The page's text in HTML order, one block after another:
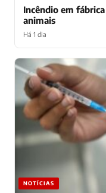
Incêndio em
animais
Há 1 dia
NOTÍCIAS